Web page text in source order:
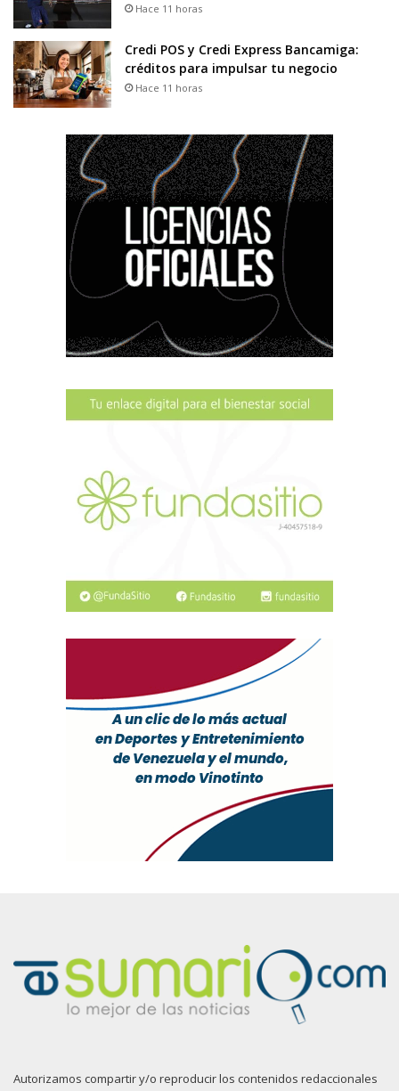
Hace 11 horas
Credi POS y Credi Express Bancamiga:
créditos para impulsar tu negocio
Hace 11 horas
Autorizamos compartir y/o reproducir los contenidos redaccionales